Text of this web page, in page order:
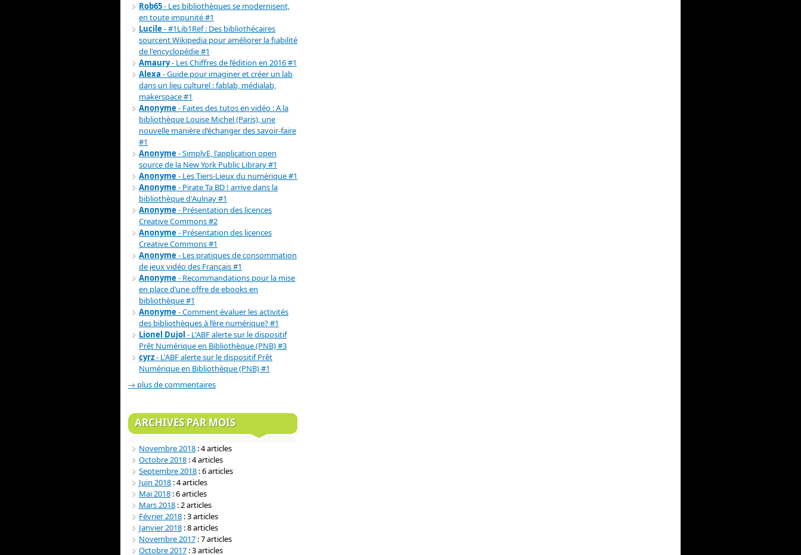
Rob65- Les bibliothèques se modernisent,
en toute impunité #1
Lucile- #1Lib1Ref : Des bibliothécaires
sourcent Wikipedia pour améliorer la fiabilité
de l'encyclopédie #1
Amaury- Les Chiffres de l’édition en 2016 #1
Alexa - Guide pour imaginer et créer un lab
dans un lieu culturel : fablab, médialab,
makerspace #1
Anonyme- Faites des tutos en vidéo : A la
bibliothèque Louise Michel (Paris), une
nouvelle manière d’échanger des savoir-faire
#1
Anonyme- SimplyE, l'application open
source de la New York Public Library #1
Anonyme- Les Tiers-Lieux du numérique #1
Anonyme- Pirate Ta BD ! arrive dans la
bibliothèque d'Aulnay #1
Anonyme- Présentation des licences
Creative Commons #2
Anonyme- Présentation des licences
Creative Commons #1
Anonyme- Les pratiques de consommation
de jeux vidéo des Français #1
Anonyme- Recommandations pour la mise
en place d’une offre de ebooks en
bibliothèque #1
Anonyme- Comment évaluer les activités
des bibliothèques à l’ère numérique? #1
Lionel Dujol - L'ABF alerte sur le dispositif
Prêt Numérique en Bibliothèque (PNB) #3
cyrz- L'ABF alerte sur le dispositif Prêt
Numérique en Bibliothèque (PNB) #1
→ plus de commentaires
ARCHIVES PAR MOIS
Novembre 2018 : 4 articles
Octobre 2018 : 4 articles
Septembre 2018 : 6 articles
Juin 2018 : 4 articles
Mai 2018 : 6 articles
Mars 2018 : 2 articles
Février 2018 : 3 articles
Janvier 2018 : 8 articles
Novembre 2017 : 7 articles
Octobre 2017 : 3 articles